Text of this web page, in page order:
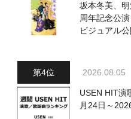
坂本冬美、
周年記念公
ビジュアル
2026.08.05
USEN HIT演
月24日～